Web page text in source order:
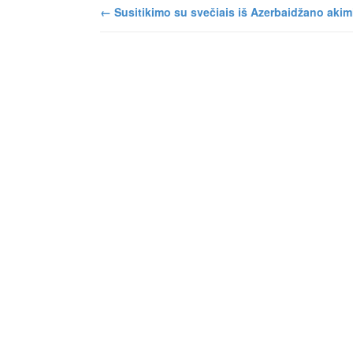
← Susitikimo su svečiais iš Azerbaidžano